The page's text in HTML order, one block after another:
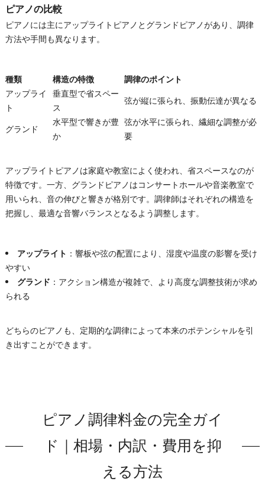
ピアノの比較
ピアノには主にアップライトピアノとグランドピアノがあり、調律
方法や手間も異なります。
種類 構造の特徴
調律のポイント
アップライ
ト
垂直型で省スペー
ス
弦が縦に張られ、振動伝達が異なる
グランド
水平型で響きが豊
か
弦が水平に張られ、繊細な調整が必
要
アップライトピアノは家庭や教室によく使われ、省スペースなのが
特徴です。一方、グランドピアノはコンサートホールや音楽教室で
用いられ、音の伸びと響きが格別です。調律師はそれぞれの構造を
把握し、最適な音響バランスとなるよう調整します。
アップライト ：響板や弦の配置により、湿度や温度の影響を受け
やすい
グランド ：アクション構造が複雑で、より高度な調整技術が求め
られる
どちらのピアノも、定期的な調律によって本来のポテンシャルを引
き出すことができます。
ピアノ調律料金の完全ガイ
ド｜相場・内訳・費用を抑
える方法